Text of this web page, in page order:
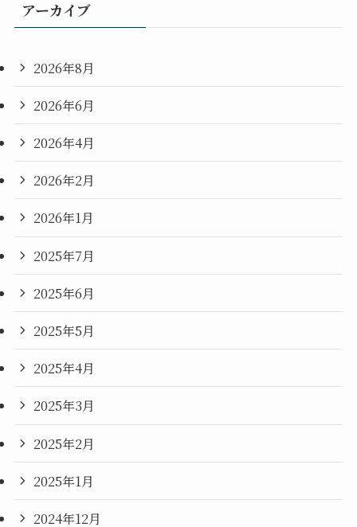
アーカイブ
2026年8月
2026年6月
2026年4月
2026年2月
2026年1月
2025年7月
2025年6月
2025年5月
2025年4月
2025年3月
2025年2月
2025年1月
2024年12月